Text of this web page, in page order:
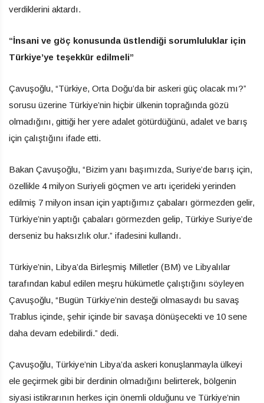
verdiklerini aktardı.
“İnsani ve göç konusunda üstlendiği sorumluluklar için
Türkiye’ye teşekkür edilmeli”
Çavuşoğlu, “Türkiye, Orta Doğu’da bir askeri güç olacak mı?”
sorusu üzerine Türkiye’nin hiçbir ülkenin toprağında gözü
olmadığını, gittiği her yere adalet götürdüğünü, adalet ve barış
için çalıştığını ifade etti.
Bakan Çavuşoğlu, “Bizim yanı başımızda, Suriye’de barış için,
özellikle 4 milyon Suriyeli göçmen ve artı içerideki yerinden
edilmiş 7 milyon insan için yaptığımız çabaları görmezden gelir,
Türkiye’nin yaptığı çabaları görmezden gelip, Türkiye Suriye’de
derseniz bu haksızlık olur.” ifadesini kullandı.
Türkiye’nin, Libya’da Birleşmiş Milletler (BM) ve Libyalılar
tarafından kabul edilen meşru hükümetle çalıştığını söyleyen
Çavuşoğlu, “Bugün Türkiye’nin desteği olmasaydı bu savaş
Trablus içinde, şehir içinde bir savaşa dönüşecekti ve 10 sene
daha devam edebilirdi.” dedi.
Çavuşoğlu, Türkiye’nin Libya’da askeri konuşlanmayla ülkeyi
ele geçirmek gibi bir derdinin olmadığını belirterek, bölgenin
siyasi istikrarının herkes için önemli olduğunu ve Türkiye’nin